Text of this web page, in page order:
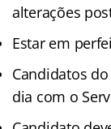
alterações
Estar em
Candidatos
dia com o